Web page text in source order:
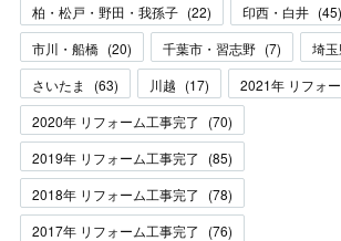
柏・松戸・野田・我孫子 (22) 印西・白井 (45)
市川・船橋 (20) 千葉市・習志野 (7) 埼
さいたま
(63) 川越 (17) 2021年 リフォ
2020年 リフォーム工事完了
(70)
2019年 リフォーム工事完了
(85)
2018年 リフォーム工事完了
(78)
2017年 リフォーム工事完了
(76)